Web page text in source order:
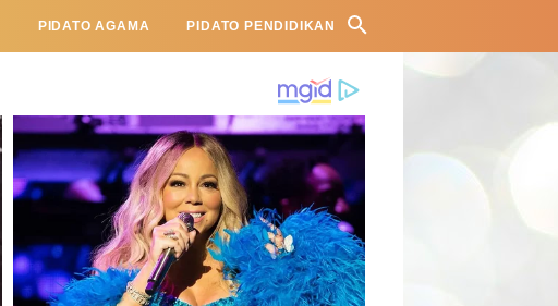
PIDATO AGAMA PIDATO PENDIDIKAN